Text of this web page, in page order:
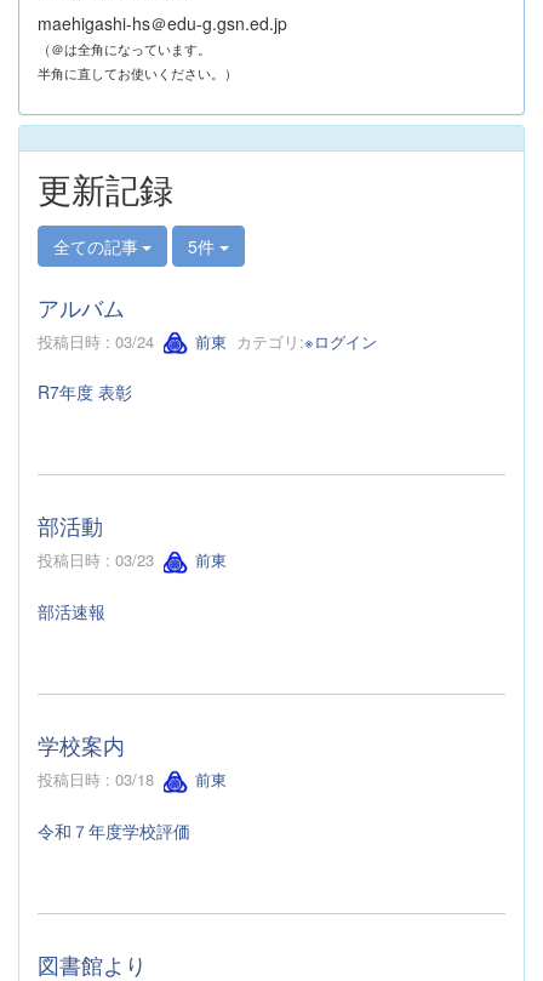
maehigashi-hs＠edu-g.gsn.ed.jp
（＠は全角になっています。
半角に直してお使いください。）
更新記録
全ての記事 5件
アルバム
投稿日時 : 03/24 前東 カテゴリ:※ログイン
R7年度 表彰
部活動
投稿日時 : 03/23 前東
部活速報
学校案内
投稿日時 : 03/18 前東
令和７年度学校評価
図書館より